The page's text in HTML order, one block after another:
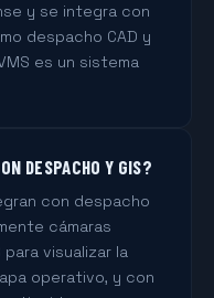
y se integra con
despacho CAD y
es un sistema
DESPACHO Y GIS?
con despacho
cámaras
visualizar la
operativo, y con